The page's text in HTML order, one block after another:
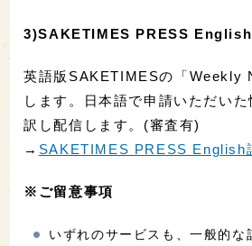
3)SAKETIMES PRESS
英語版SAKETIMESの「Weekly
します。日本語で申請いただい
訳し配信します。(審査有)
→ SAKETIMES PRESS English
※ご留意事項
いずれのサービスも、一般的な